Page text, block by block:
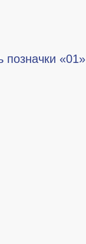
позначки